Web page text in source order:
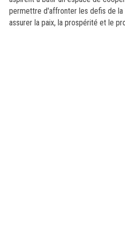
permettre d'affronter les defis de la
assurer la paix, la prospérité et le